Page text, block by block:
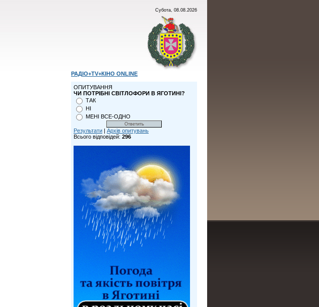
Субота, 08.08.2026
РАДІО+TV+КІНО ONLINE
ОПИТУВАННЯ
ЧИ ПОТРІБНІ СВІТЛОФОРИ В ЯГОТИНІ?
ТАК
НІ
МЕНІ ВСЕ-ОДНО
Результати | Архів опитувань
Всього відповідей: 296